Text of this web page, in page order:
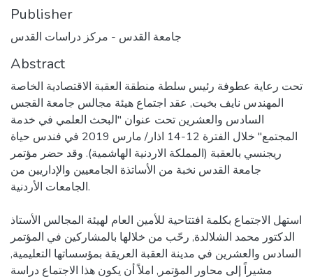
Publisher
جامعة القدس - مركز دراسات القدس
Abstract
تحت رعاية عطوفة رئيس سلطة منطقة العقبة الاقتصادية الخاصة
المهندس نايف بخيت, عقد اجتماع هيئة مجالس جامعة القجس
السادس والعشرين تحت عنوان "البحث العلمي في خدمة
المجتمع" خلال الفترة 12-14 اذار/ مارس 2019 في فندس حياة
ريجنسي بالعقبة (المملكة الاردنية الهاشمية). وقد حضر مؤتمر
جامعة القدس نخبة من الأساتذة الجامعيين والإداريين من
الجامعات الأردنية.
استهل الاجتماع بكلمة افتتاحية للأمين العام لهيئة المجالس الأستاذ
الدكتور محمد الشلالدة, رحّب من خلالها بالمشاركين في المؤتمر
السادس والعشرين في مدينة العقبة العريقة بمؤسساتها التعليمية,
مشيراً إلى محاور المؤتمر, املاً أن يكون هذا الاجتماع دراسة